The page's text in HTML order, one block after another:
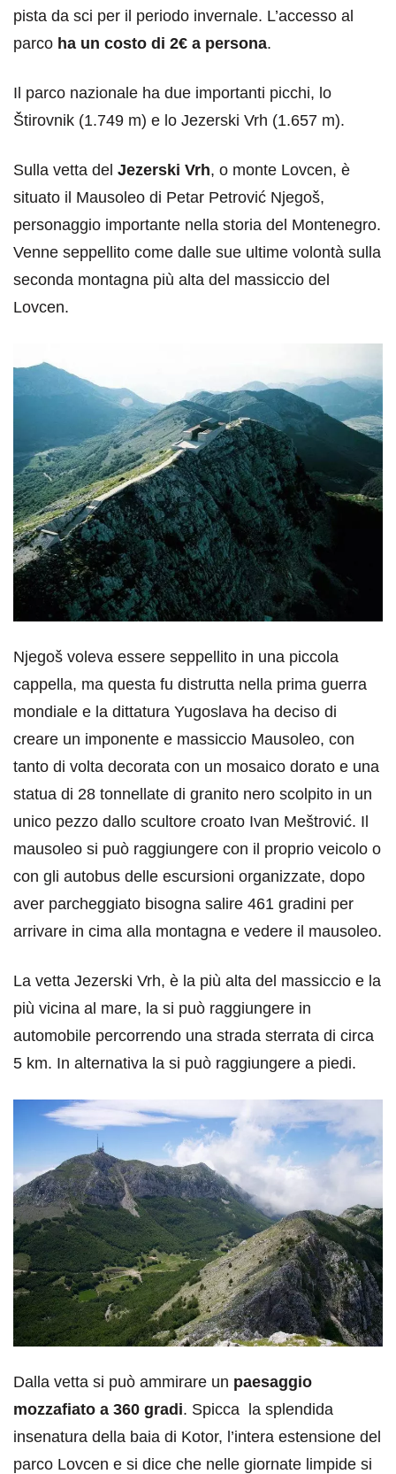
pista da sci per il periodo invernale. L’accesso al
parco ha un costo di 2€ a persona.
Il parco nazionale ha due importanti picchi, lo
Štirovnik (1.749 m) e lo Jezerski Vrh (1.657 m).
Sulla vetta del Jezerski Vrh, o monte Lovcen, è
situato il Mausoleo di Petar Petrović Njegoš,
personaggio importante nella storia del Montenegro.
Venne seppellito come dalle sue ultime volontà sulla
seconda montagna più alta del massiccio del
Lovcen.
Njegoš voleva essere seppellito in una piccola
cappella, ma questa fu distrutta nella prima guerra
mondiale e la dittatura Yugoslava ha deciso di
creare un imponente e massiccio Mausoleo, con
tanto di volta decorata con un mosaico dorato e una
statua di 28 tonnellate di granito nero scolpito in un
unico pezzo dallo scultore croato Ivan Meštrović. Il
mausoleo si può raggiungere con il proprio veicolo o
con gli autobus delle escursioni organizzate, dopo
aver parcheggiato bisogna salire 461 gradini per
arrivare in cima alla montagna e vedere il mausoleo.
La vetta Jezerski Vrh, è la più alta del massiccio e la
più vicina al mare, la si può raggiungere in
automobile percorrendo una strada sterrata di circa
5 km. In alternativa la si può raggiungere a piedi.
Dalla vetta si può ammirare un paesaggio
mozzafiato a 360 gradi. Spicca la splendida
insenatura della baia di Kotor, l’intera estensione del
parco Lovcen e si dice che nelle giornate limpide si